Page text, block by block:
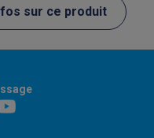
électroSoldes petit
sur ce produit